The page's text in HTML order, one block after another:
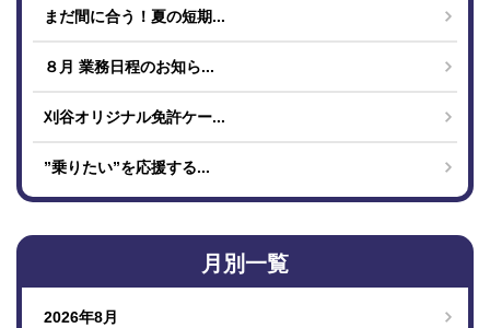
まだ間に合う！夏の短期...
８月 業務日程のお知ら...
刈谷オリジナル免許ケー...
”乗りたい”を応援する...
月別一覧
2026年8月